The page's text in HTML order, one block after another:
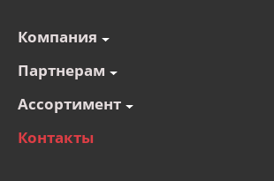
Компания
Партнерам
Ассортимент
Контакты